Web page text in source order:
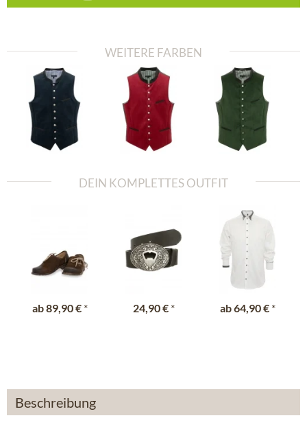
WEITERE FARBEN
DEIN KOMPLETTES OUTFIT
ab89,90 € * 24,90 € * ab64,90 € *
Beschreibung